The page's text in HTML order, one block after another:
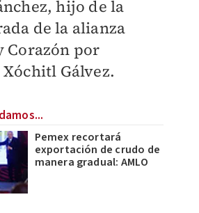
hijo de la
de la alianza
Corazón por
Gálvez.
Pemex recortará
exportación de crudo de
manera gradual: AMLO